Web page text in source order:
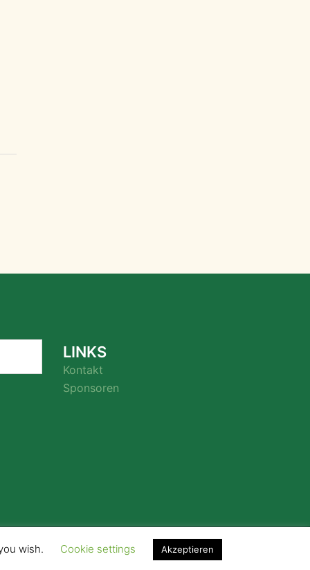
LINKS
Kontakt
Sponsoren
wish. Cookie settings Akzeptieren